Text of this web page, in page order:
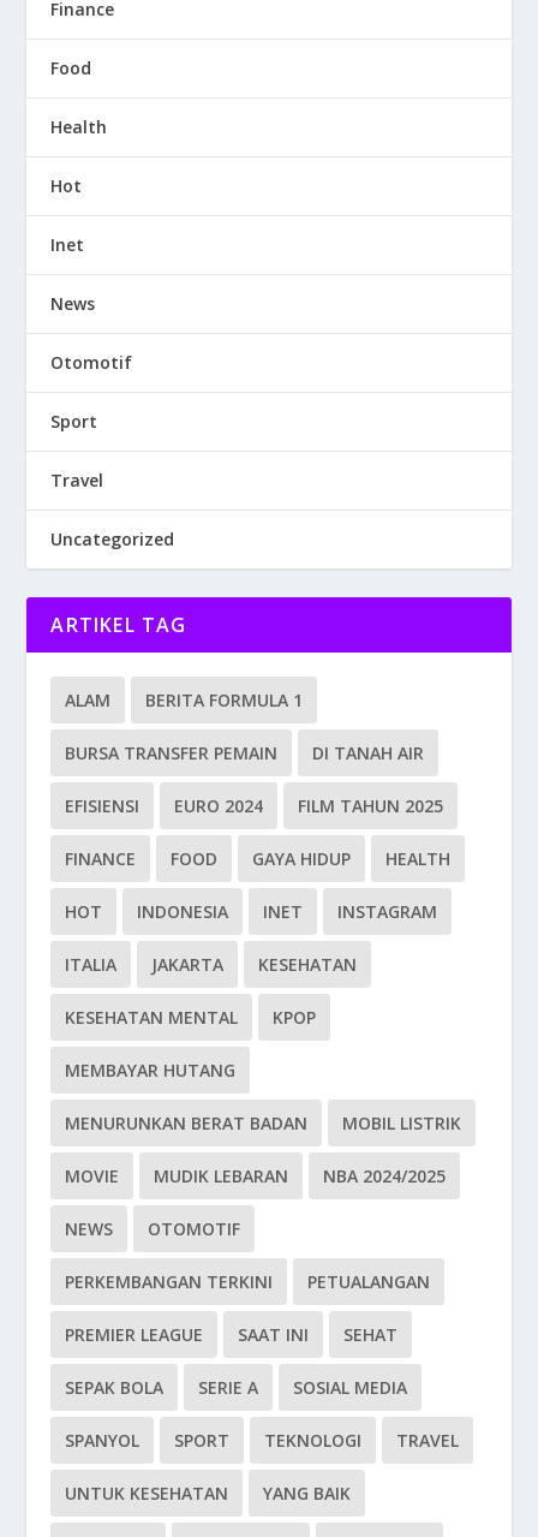
Finance
Food
Health
Hot
Inet
News
Otomotif
Sport
Travel
Uncategorized
ARTIKEL TAG
ALAM BERITA FORMULA 1
BURSA TRANSFER PEMAIN DI TANAH AIR
EFISIENSI EURO 2024 FILM TAHUN 2025
FINANCE FOOD GAYA HIDUP HEALTH
HOT INDONESIA INET INSTAGRAM
ITALIA JAKARTA KESEHATAN
KESEHATAN MENTAL KPOP
MEMBAYAR HUTANG
MENURUNKAN BERAT BADAN MOBIL LISTRIK
MOVIE MUDIK LEBARAN NBA 2024/2025
NEWS OTOMOTIF
PERKEMBANGAN TERKINI PETUALANGAN
PREMIER LEAGUE SAAT INI SEHAT
SEPAK BOLA SERIE A SOSIAL MEDIA
SPANYOL SPORT TEKNOLOGI TRAVEL
UNTUK KESEHATAN YANG BAIK